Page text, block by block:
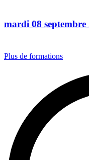
mardi 08 septembre
Plus de formations